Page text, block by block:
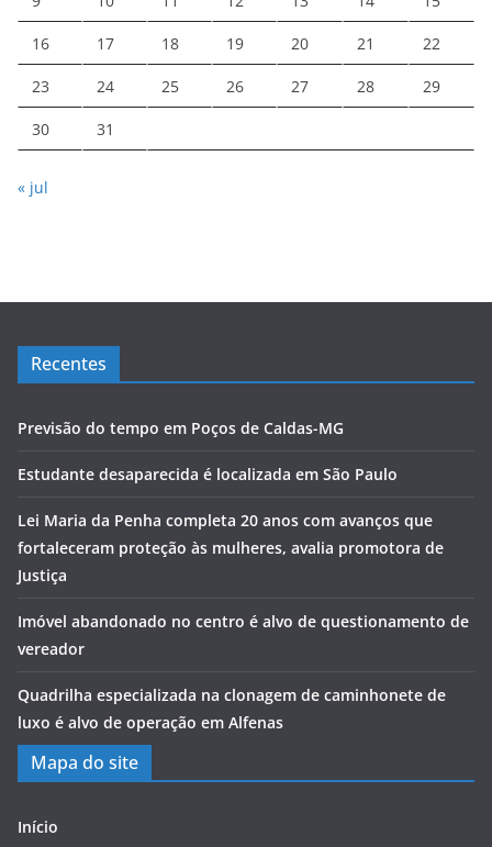
16 17 18 19 20 21 22
23 24 25 26 27 28 29
30 31
« jul
Recentes
Previsão do tempo em Poços de Caldas-MG
Estudante desaparecida é localizada em São Paulo
Lei Maria da Penha completa 20 anos com avanços que
fortaleceram proteção às mulheres, avalia promotora de
Justiça
Imóvel abandonado no centro é alvo de questionamento de
vereador
Quadrilha especializada na clonagem de caminhonete de
luxo é alvo de operação em Alfenas
Mapa do site
Início